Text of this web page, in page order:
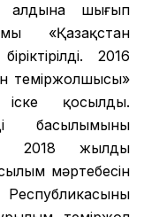
алдына шығып
«Қазақстан
2016
теміржолшысы»
іске қосылды.
басылымының
2018 жылдың
мәртебесін